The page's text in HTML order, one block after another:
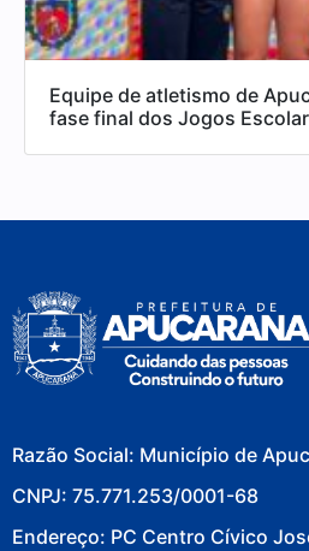
Equipe de atletismo de
fase final dos Jogos
Razão Social: Município de
CNPJ: 75.771.253/0001-68
Endereço: PC Centro Cívico